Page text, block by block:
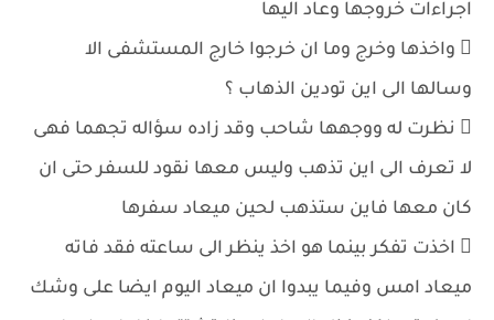
اجراءات خروجها وعاد اليها
 واخذها وخرج وما ان خرجوا خارج المستشفى الا
وسالها الى اين تودين الذهاب ؟
 نظرت له ووجهها شاحب وقد زاده سؤاله تجهما فهى
لا تعرف الى اين تذهب وليس معها نقود للسفر حتى ان
كان معها فاين ستذهب لحين ميعاد سفرها
 اخذت تفكر بينما هو اخذ ينظر الى ساعته فقد فاته
ميعاد امس وفيما يبدوا ان ميعاد اليوم ايضا على وشك